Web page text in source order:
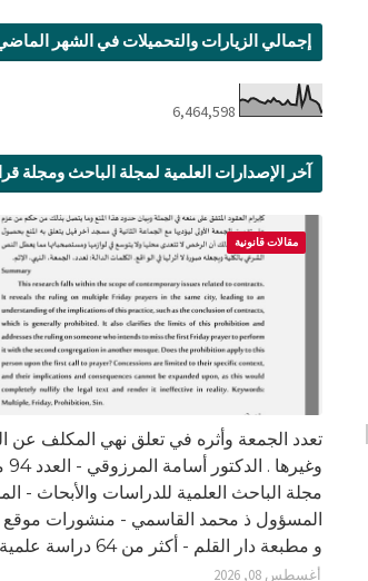
إجمالي الزيارات والتحميلات في الشهر
6,464,598
آخر الإصدارات العلمية لمجلة الباحث ومجلة
مقالات قانونية
تعدد الجمعة وأثره في تعلق نهي المكلف عن
مجلة الباحث العلمية للدراسات والأبحاث -
المسؤول ذ محمد القاسمي - منشورات موقع
و مطبعة دار القلم - أكثر من 64 دراسة علمية
أغسطس 08, 2026